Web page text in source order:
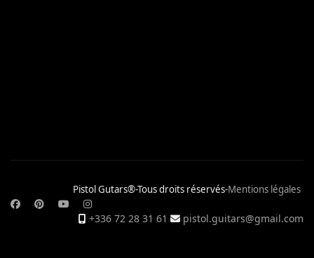
Pistol Gutars®-Tous droits réservés-Mentions légales
+336 72 28 31 61 pistol.guitars@gmail.com